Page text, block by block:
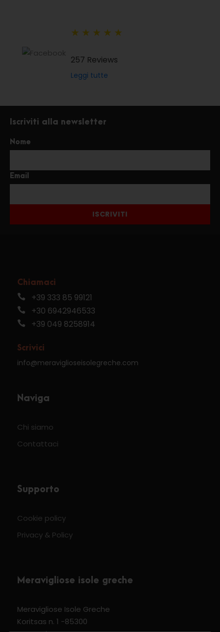
★ ★ ★ ★ ★
257 Reviews
Leggi tutte
Iscriviti alla newsletter
Nome
Email
ISCRIVITI
Chiamaci
+39 333 85 99121
+30 6942946533
+39 049 8258914
Scrivici
info@meraviglioseisolegreche.com
Naviga
Chi siamo
Contattaci
Supporto
Cookie policy
Privacy & Policy
Meravigliose isole greche
Meravigliose Isole Greche
Koritsas n. 1 -85300